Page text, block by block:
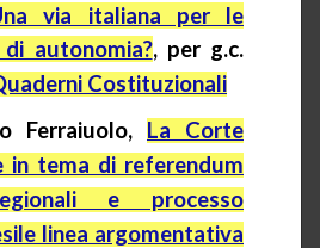
via italiana per le
di autonomia?, per g.c.
Costituzionali
Ferraiuolo, La Corte
in tema di referendum
e processo
linea argomentativa